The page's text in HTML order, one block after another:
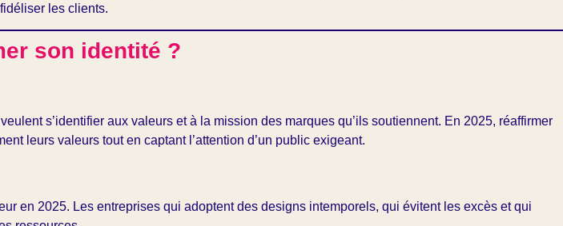
les clients.
son identité ?
s’identifier aux valeurs et à la mission des marques qu’ils soutiennent. En 2025, réaffirmer
leurs valeurs tout en captant l’attention d’un public exigeant.
en 2025. Les entreprises qui adoptent des designs intemporels, qui évitent les excès et qui